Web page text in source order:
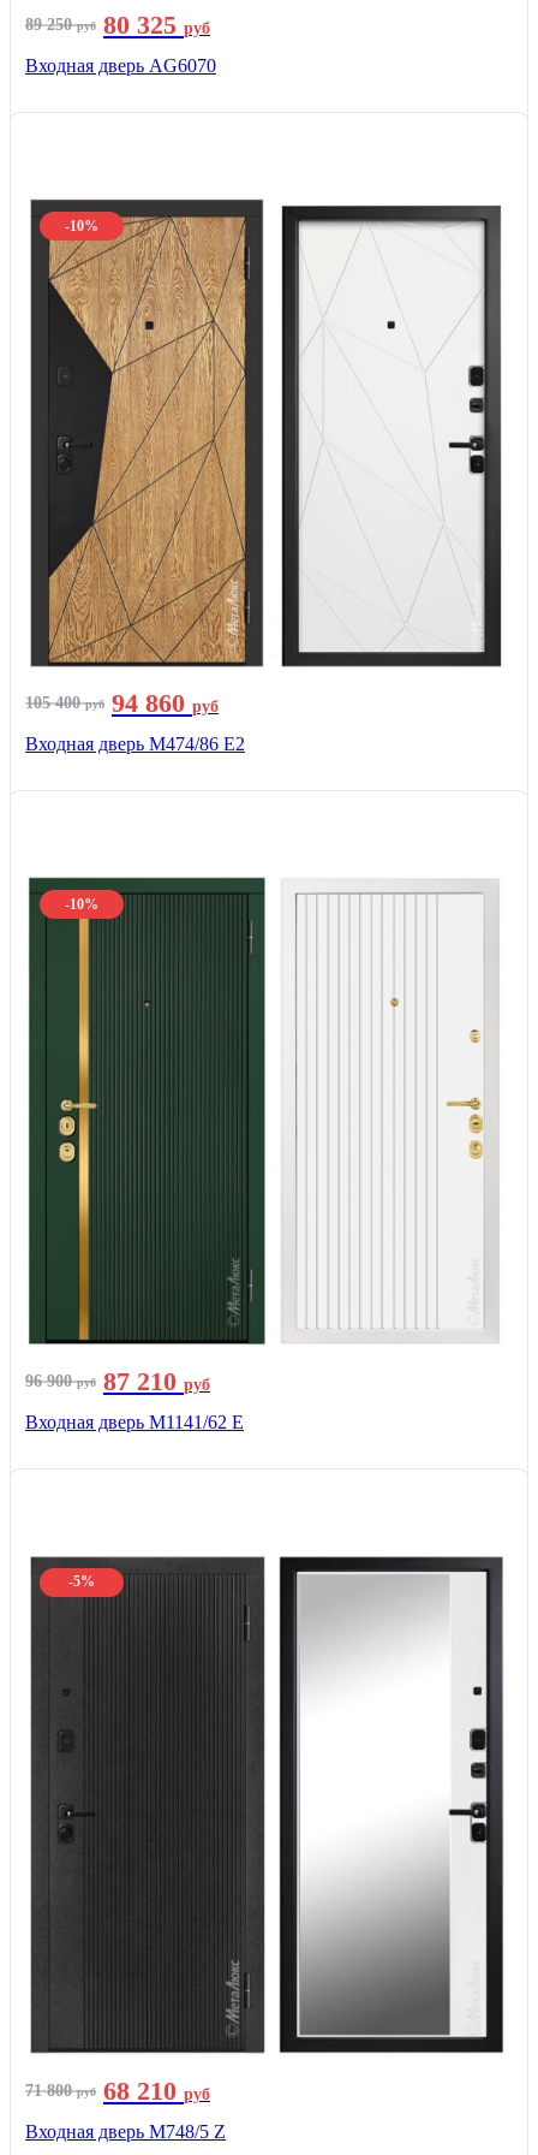
89 250руб 80 325 руб
Входная дверь AG6070
-10%
105 400руб 94 860 руб
Входная дверь М474/86 Е2
-10%
96 900руб 87 210 руб
Входная дверь М1141/62 Е
-5%
71 800руб 68 210 руб
Входная дверь М748/5 Z